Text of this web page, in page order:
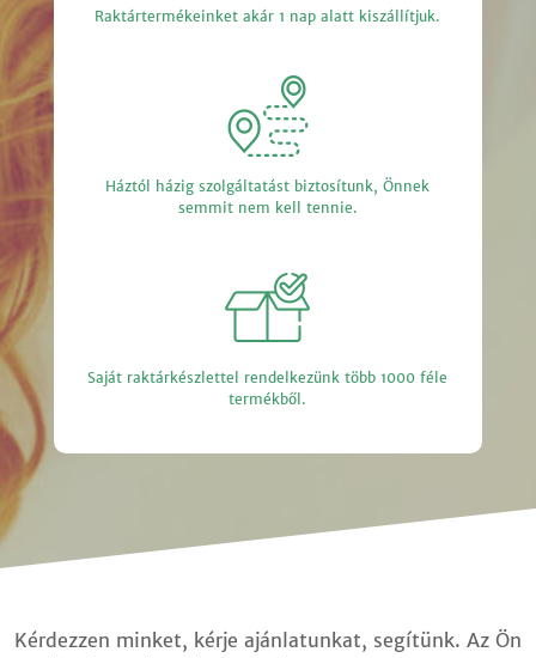
Raktártermékeinket akár 1 nap alatt kiszállítjuk.
Háztól házig szolgáltatást biztosítunk, Önnek
semmit nem kell tennie.
Saját raktárkészlettel rendelkezünk több 1000 féle
termékből.
Kérdezzen minket, kérje ajánlatunkat, segítünk. Az Ön